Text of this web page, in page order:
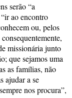
serão “a
ao encontro
ou, pelos
missionária junto
que sejamos uma
as famílias, não
ajudar a se
nos procura”,